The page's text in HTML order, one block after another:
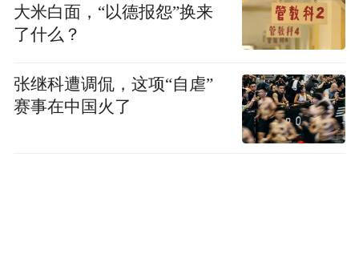
大米白面，“以德报怨”换来
了什么？
张继科遭调侃，这项“自虐”
赛事在中国火了